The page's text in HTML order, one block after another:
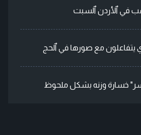
في ٱلأردن ٱلسبت
يتفاعلون مع صورها في ٱلحج
خسارة وزنه بشكل ملحوظ